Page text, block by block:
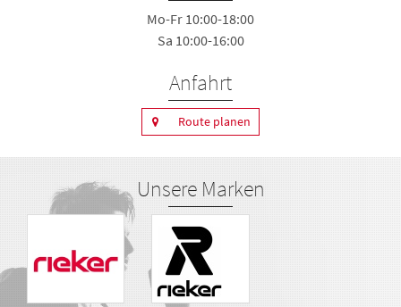
Mo-Fr 10:00-18:00
Sa 10:00-16:00
Anfahrt
Route planen
Unsere Marken